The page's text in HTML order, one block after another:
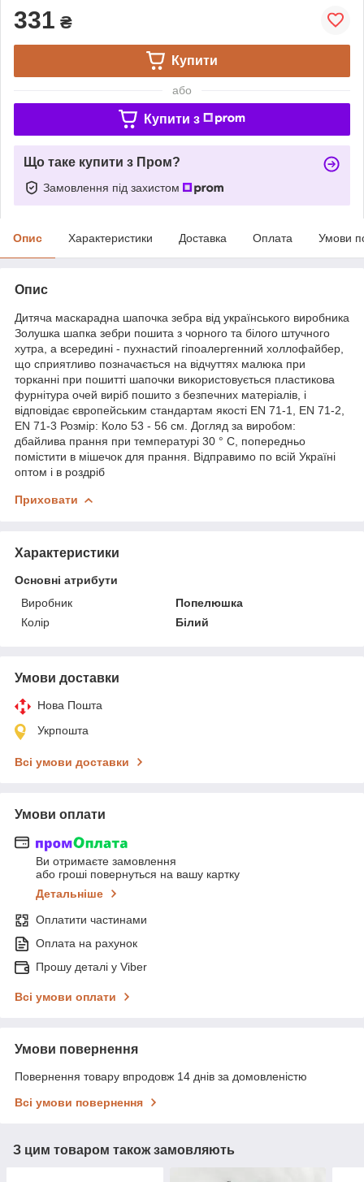
331 ₴
Купити
або
Купити з
Що таке купити з Пром?
Замовлення під захистом
Опис Характеристики Доставка Оплата Умови
Опис
Дитяча маскарадна шапочка зебра від українського виробника
Золушка шапка зебри пошита з чорного та білого штучного
хутра, а всередині - пухнастий гіпоалергенний холлофайбер,
що сприятливо позначається на відчуттях малюка при
торканні при пошитті шапочки використовується пластикова
фурнітура очей виріб пошито з безпечних матеріалів, і
відповідає європейським стандартам якості EN 71-1, EN 71-2,
EN 71-3 Розмір: Коло 53 - 56 см. Догляд за виробом:
дбайлива прання при температурі 30 ° С, попередньо
помістити в мішечок для прання. Відправимо по всій Україні
оптом і в роздріб
Приховати
Характеристики
Основні атрибути
Виробник
Попелюшка
Колір
Білий
Умови доставки
Нова Пошта
Укрпошта
Всі умови доставки
Умови оплати
Ви отримаєте замовлення
або гроші повернуться на вашу картку
Детальніше
Оплатити частинами
Оплата на рахунок
Прошу деталі у Viber
Всі умови оплати
Умови повернення
Повернення товару впродовж 14 днів за домовленістю
Всі умови повернення
З цим товаром також замовляють